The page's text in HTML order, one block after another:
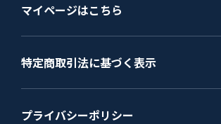
マイページはこちら
特定商取引法に基づく表示
プライバシーポリシー